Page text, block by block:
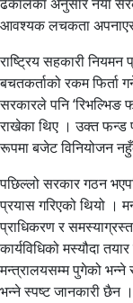
आवश्यक लचकता अपनाएर
राष्ट्रिय सहकारी
बचतकर्ताको रकम फिर्ता
सरकारले पनि ‘रिभल्भिङ
राखेका थिए । उक्त फन्ड
रूपमा बजेट विनियोजन
पछिल्लो सरकार गठन
प्रयास गरिएको थियो ।
प्राधिकरण र
कार्यविधिको मस्यौदा
मन्त्रालयसम्म पुगेको
भन्ने स्पष्ट जानकारी छैन